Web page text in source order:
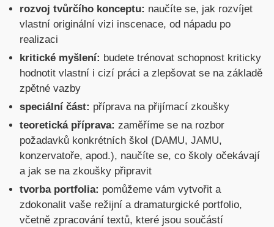
rozvoj tvůrčího konceptu: naučíte se, jak rozvíjet
vlastní originální vizi inscenace, od nápadu po
realizaci
kritické myšlení: budete trénovat schopnost kriticky
hodnotit vlastní i cizí práci a zlepšovat se na základě
zpětné vazby
speciální část: příprava na přijímací zkoušky
teoretická příprava: zaměříme se na rozbor
požadavků konkrétních škol (DAMU, JAMU,
konzervatoře, apod.), naučíte se, co školy očekávají
a jak se na zkoušky připravit
tvorba portfolia: pomůžeme vám vytvořit a
zdokonalit vaše režijní a dramaturgické portfolio,
včetně zpracování textů, které jsou součástí